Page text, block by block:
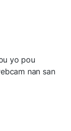
yo pou
nan san